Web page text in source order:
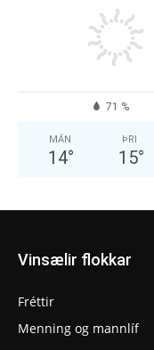
71 %
MÁN
14°
ÞRI
15°
Vinsælir flokkar
Fréttir
Menning og mannlíf